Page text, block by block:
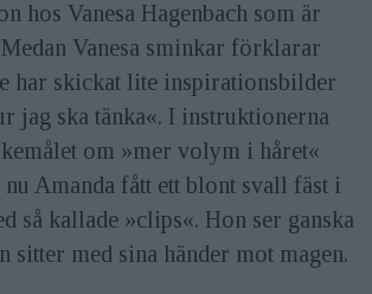
hos Vanesa Hagenbach som är
Vanesa sminkar förklarar
har skickat lite inspirations­bilder
jag ska tänka«. I instruktionerna
om »mer volym i håret«
Amanda fått ett blont svall fäst i
så kallade »clips«. Hon ser ganska
sitter med sina händer mot magen.